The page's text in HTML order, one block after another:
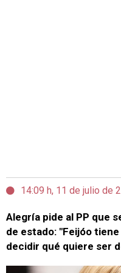
14:09 h, 11 de julio de
Alegría pide al PP que
de estado: "Feijóo
decidir qué quiere ser